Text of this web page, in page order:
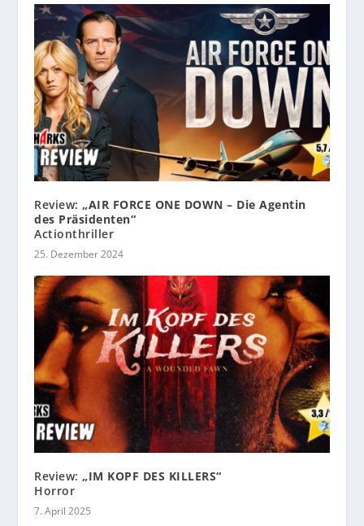
Review: „AIR FORCE ONE DOWN – Die Agentin
des Präsidenten“
Actionthriller
25. Dezember 2024
Review: „IM KOPF DES KILLERS“
Horror
7. April 2025